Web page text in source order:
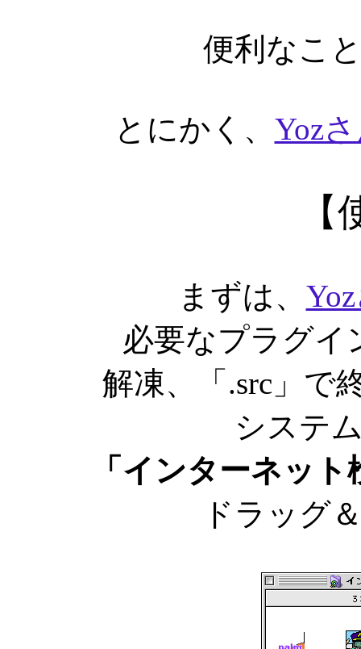
便利なこ
とにかく、 Yoz
まずは、
必要なプラグイ
解凍、「.src」で
システ
「インターネッ
ドラッグ